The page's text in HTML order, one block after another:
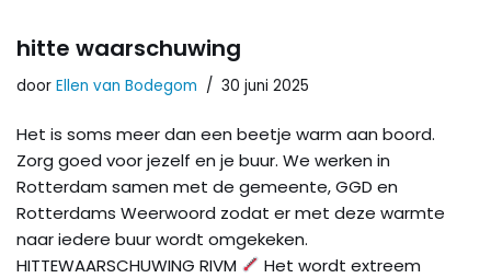
hitte waarschuwing
door Ellen van Bodegom 30 juni 2025
Het is soms meer dan een beetje warm aan boord.
Zorg goed voor jezelf en je buur. We werken in
Rotterdam samen met de gemeente, GGD en
Rotterdams Weerwoord zodat er met deze warmte
naar iedere buur wordt omgekeken.
HITTEWAARSCHUWING RIVM
Het wordt extreem